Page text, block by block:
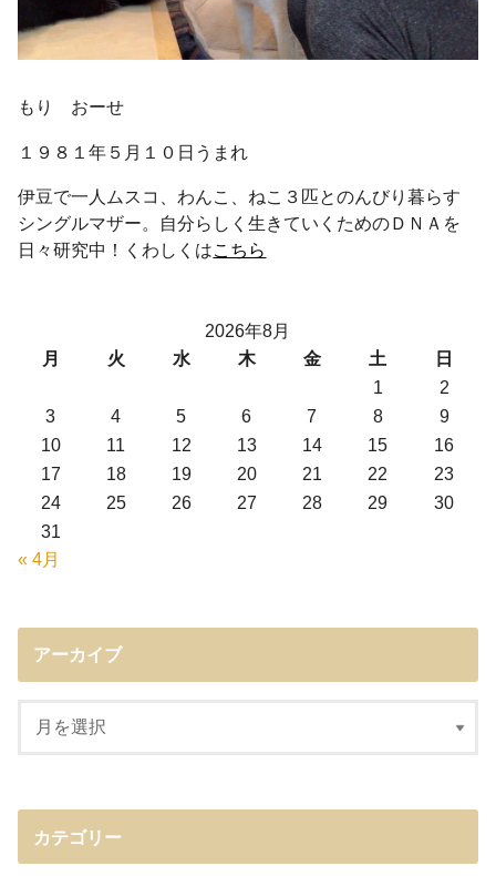
もり おーせ
１９８１年５月１０日うまれ
伊豆で一人ムスコ、わんこ、ねこ３匹とのんびり暮らす
シングルマザー。自分らしく生きていくためのＤＮＡを
日々研究中！くわしくはこちら
2026年8月
月
火 水 木 金 土
日
1
2
3
4 5 6 7 8
9
10
11 12 13 14 15
16
17
18 19 20 21 22
23
24
25 26 27 28 29
30
31
« 4月
アーカイブ
カテゴリー